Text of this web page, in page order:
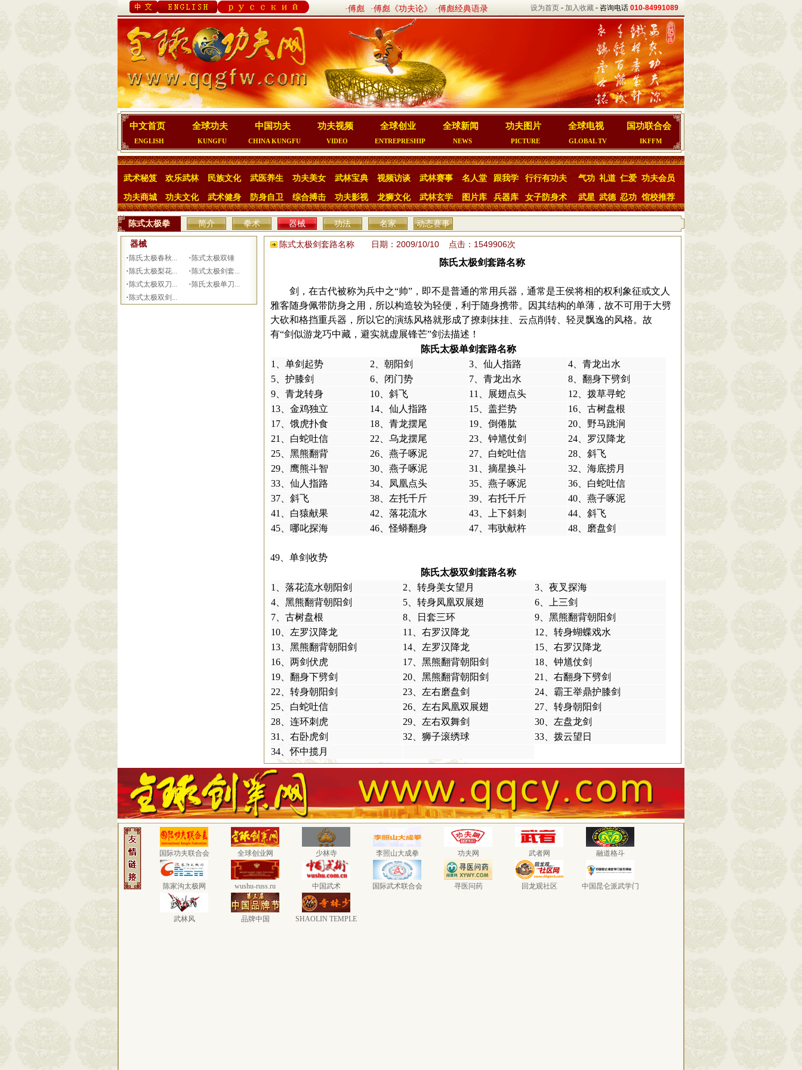
·傅彪 ·傅彪《功夫论》 ·傅彪经典语录 设为首页 - 加入收藏 - 咨询电话 010-84991089
中文首页
ENGLISH
全球功夫
KUNGFU
中国功夫
CHINA KUNGFU
功夫视频
VIDEO
全球创业
ENTREPRESHIP
全球新闻
NEWS
功夫图片
PICTURE
全球电视
GLOBAL TV
国功联合会
IKFFM
武术秘笈 欢乐武林 民族文化 武医养生 功夫美女 武林宝典 视频访谈 武林赛事 名人堂 跟我学 行行有功夫 气功 礼道 仁爱 功夫会员
功夫商城 功夫文化 武术健身 防身自卫 综合搏击 功夫影视 龙狮文化 武林玄学 图片库 兵器库 女子防身术 武星 武德 忍功 馆校推荐
陈式太极拳 简介 拳术 器械 功法 名家 动态赛事
器械
· 陈氏太极春秋... · 陈式太极双锤
· 陈氏太极梨花... · 陈式太极剑套...
· 陈式太极双刀... · 陈氏太极单刀...
· 陈式太极双剑...
陈式太极剑套路名称 日期：2009/10/10 点击：1549906次
陈氏太极剑套路名称
剑，在古代被称为兵中之“帅”，即不是普通的常用兵器，通常是王侯将相的权利象征或文人
雅客随身佩带防身之用，所以构造较为轻便，利于随身携带。因其结构的单薄，故不可用于大劈
大砍和格挡重兵器，所以它的演练风格就形成了撩刺抹挂、云点削转、轻灵飘逸的风格。故
有“剑似游龙巧中藏，避实就虚展锋芒”剑法描述！
陈氏太极单剑套路名称
1、单剑起势
2、朝阳剑 3、仙人指路
4、青龙出水
5、护膝剑
6、闭门势 7、青龙出水
8、翻身下劈剑
9、青龙转身
10、斜飞 11、展翅点头
12、拨草寻蛇
13、金鸡独立
14、仙人指路 15、盖拦势
16、古树盘根
17、饿虎扑食
18、青龙摆尾 19、倒倦肱
20、野马跳涧
21、白蛇吐信
22、乌龙摆尾 23、钟馗仗剑
24、罗汉降龙
25、黑熊翻背
26、燕子啄泥 27、白蛇吐信
28、斜飞
29、鹰熊斗智
30、燕子啄泥 31、摘星换斗
32、海底捞月
33、仙人指路
34、凤凰点头 35、燕子啄泥
36、白蛇吐信
37、斜飞
38、左托千斤 39、右托千斤
40、燕子啄泥
41、白猿献果
42、落花流水 43、上下斜刺
44、斜飞
45、哪叱探海
46、怪蟒翻身 47、韦驮献杵 48、磨盘剑
49、单剑收势
陈氏太极双剑套路名称
1、落花流水朝阳剑
2、转身美女望月
3、夜叉探海
4、黑熊翻背朝阳剑
5、转身凤凰双展翅
6、上三剑
7、古树盘根
8、日套三环
9、黑熊翻背朝阳剑
10、左罗汉降龙
11、右罗汉降龙
12、转身蝴蝶戏水
13、黑熊翻背朝阳剑
14、左罗汉降龙
15、右罗汉降龙
16、两剑伏虎
17、黑熊翻背朝阳剑
18、钟馗仗剑
19、翻身下劈剑
20、黑熊翻背朝阳剑
21、右翻身下劈剑
22、转身朝阳剑
23、左右磨盘剑
24、霸王举鼎护膝剑
25、白蛇吐信
26、左右凤凰双展翅
27、转身朝阳剑
28、连环刺虎
29、左右双舞剑
30、左盘龙剑
31、右卧虎剑
32、狮子滚绣球
33、拨云望日
34、怀中揽月
国际功夫联合会 全球创业网 少林寺 李照山大成拳 功夫网 武者网 融道格斗
陈家沟太极网 wushu-russ.ru 中国武术 国际武术联合会 寻医问药 回龙观社区 中国昆仑派武学门
武林风 品牌中国 SHAOLIN TEMPLE